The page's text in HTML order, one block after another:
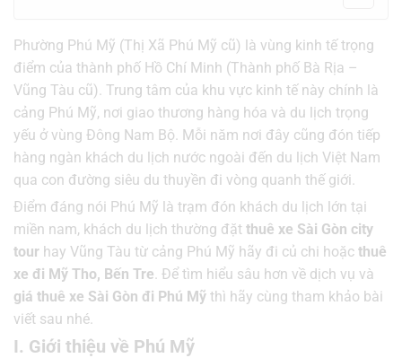
Phường Phú Mỹ (Thị Xã Phú Mỹ cũ) là vùng kinh tế trọng
điểm của thành phố Hồ Chí Minh (Thành phố Bà Rịa –
Vũng Tàu cũ). Trung tâm của khu vực kinh tế này chính là
cảng Phú Mỹ, nơi giao thương hàng hóa và du lịch trọng
yếu ở vùng Đông Nam Bộ. Mỗi năm nơi đây cũng đón tiếp
hàng ngàn khách du lịch nước ngoài đến du lịch Việt Nam
qua con đường siêu du thuyền đi vòng quanh thế giới.
Điểm đáng nói Phú Mỹ là trạm đón khách du lịch lớn tại
miền nam, khách du lịch thường đặt thuê xe Sài Gòn city
tour hay Vũng Tàu từ cảng Phú Mỹ hãy đi củ chi hoặc thuê
xe đi Mỹ Tho, Bến Tre. Để tìm hiểu sâu hơn về dịch vụ và
giá thuê xe Sài Gòn đi Phú Mỹ thì hãy cùng tham khảo bài
viết sau nhé.
I. Giới thiệu về Phú Mỹ